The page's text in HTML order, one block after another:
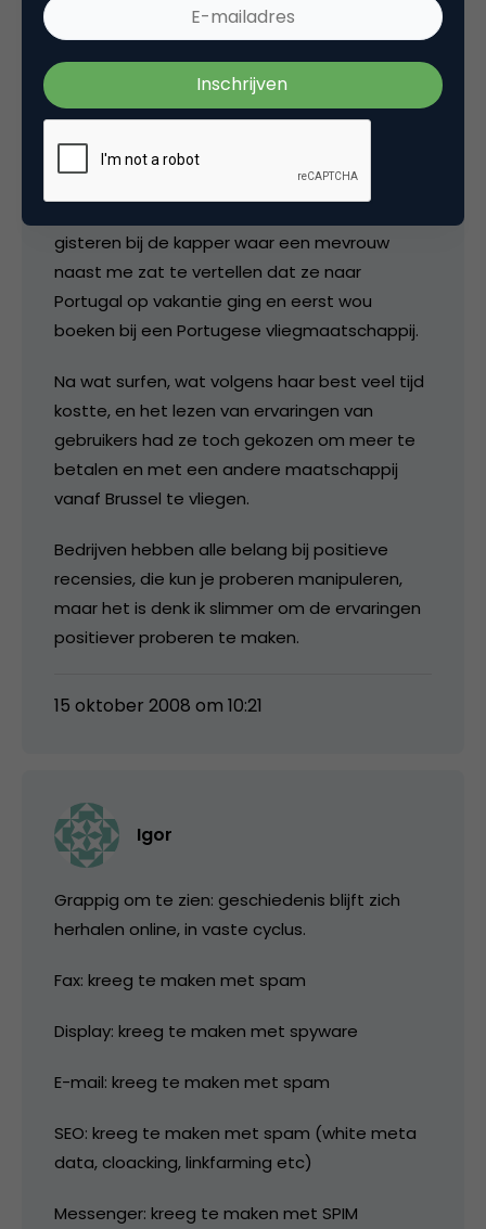
15 oktober 2008 om 08:54
Petra de Boevere
gisteren bij de kapper waar een mevrouw
naast me zat te vertellen dat ze naar
Portugal op vakantie ging en eerst wou
boeken bij een Portugese vliegmaatschappij.
Na wat surfen, wat volgens haar best veel tijd
kostte, en het lezen van ervaringen van
gebruikers had ze toch gekozen om meer te
betalen en met een andere maatschappij
vanaf Brussel te vliegen.
Bedrijven hebben alle belang bij positieve
recensies, die kun je proberen manipuleren,
maar het is denk ik slimmer om de ervaringen
positiever proberen te maken.
15 oktober 2008 om 10:21
Igor
Grappig om te zien: geschiedenis blijft zich
herhalen online, in vaste cyclus.
Fax: kreeg te maken met spam
Display: kreeg te maken met spyware
E-mail: kreeg te maken met spam
SEO: kreeg te maken met spam (white meta
data, cloacking, linkfarming etc)
Messenger: kreeg te maken met SPIM